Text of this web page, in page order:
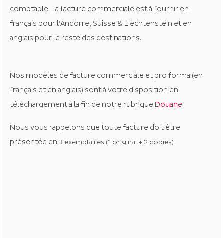
comptable. La facture commerciale est à fournir en
français pour l’Andorre, Suisse & Liechtenstein et en
anglais pour le reste des destinations.
Nos modèles de facture commerciale et pro forma (en
français et en anglais) sont à votre disposition en
téléchargement à la fin de notre rubrique Douane.
Nous vous rappelons que toute facture doit être
présentée en 3 exemplaires (1 original + 2 copies).